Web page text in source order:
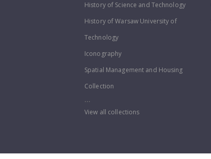
History of Science and Technology
History of Warsaw University of
Technology
Iconography
Spatial Management and Housing
Collection
...
View all collections